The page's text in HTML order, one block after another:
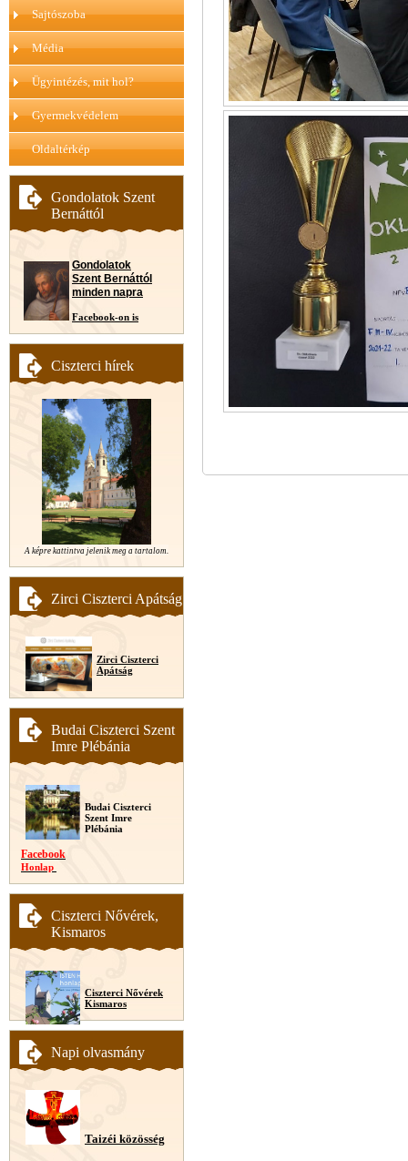
Sajtószoba
Média
Ügyintézés, mit hol?
Gyermekvédelem
Oldaltérkép
Gondolatok Szent
Bernáttól
Gondolatok
Szent Bernáttól
minden napra
Facebook-on is
Ciszterci hírek
A képre kattintva jelenik meg a tartalom.
Zirci Ciszterci Apátság
Zirci Ciszterci
Apátság
Budai Ciszterci Szent
Imre Plébánia
Budai Ciszterci
Szent Imre
Plébánia
Facebook
Honlap
Ciszterci Nővérek,
Kismaros
Ciszterci Nővérek
Kismaros
Napi olvasmány
Taizéi közösség